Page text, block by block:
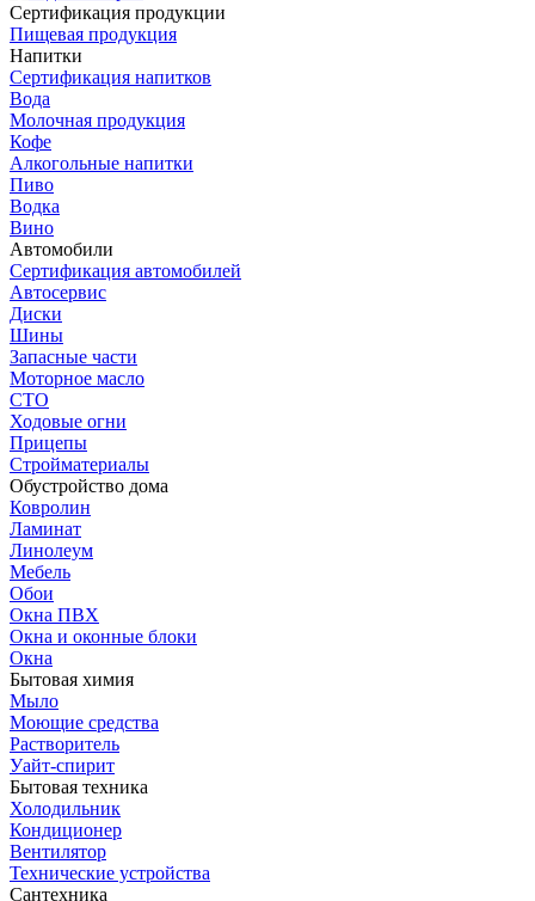
Сертификация продукции
Пищевая продукция
Напитки
Сертификация напитков
Вода
Молочная продукция
Кофе
Алкогольные напитки
Пиво
Водка
Вино
Автомобили
Сертификация автомобилей
Автосервис
Диски
Шины
Запасные части
Моторное масло
СТО
Ходовые огни
Прицепы
Стройматериалы
Обустройство дома
Ковролин
Ламинат
Линолеум
Мебель
Обои
Окна ПВХ
Окна и оконные блоки
Окна
Бытовая химия
Мыло
Моющие средства
Растворитель
Уайт-спирит
Бытовая техника
Холодильник
Кондиционер
Вентилятор
Технические устройства
Сантехника